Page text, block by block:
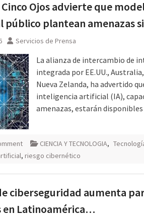
Cinco Ojos advierte que
público plantean amenazas
Servicios de Prensa
La alianza de intercambio de
integrada por EE.UU.,
Nueva Zelanda, ha advertido
inteligencia artificial (IA),
amenazas, estarán
CIENCIA Y TECNOLOGIA,
, riesgo cibernético
ciberseguridad aumenta
en Latinoamérica…